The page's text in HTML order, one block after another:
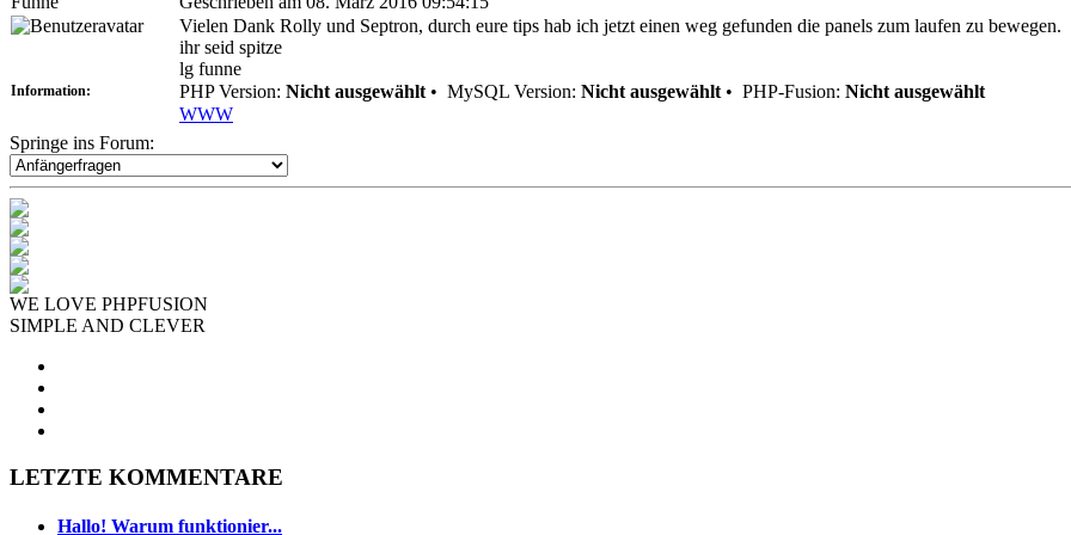
Vielen Dank Rolly und Septron, durch eure tips hab ich jetzt einen weg gefunden die panels zum laufen zu bewegen.
ihr seid spitze
lg funne
Information: PHP Version: Nicht ausgewählt • MySQL Version: Nicht ausgewählt • PHP-Fusion: Nicht ausgewählt
WWW
Springe ins Forum:
WE LOVE PHPFUSION
SIMPLE AND CLEVER
LETZTE KOMMENTARE
Hallo! Warum funktionier...